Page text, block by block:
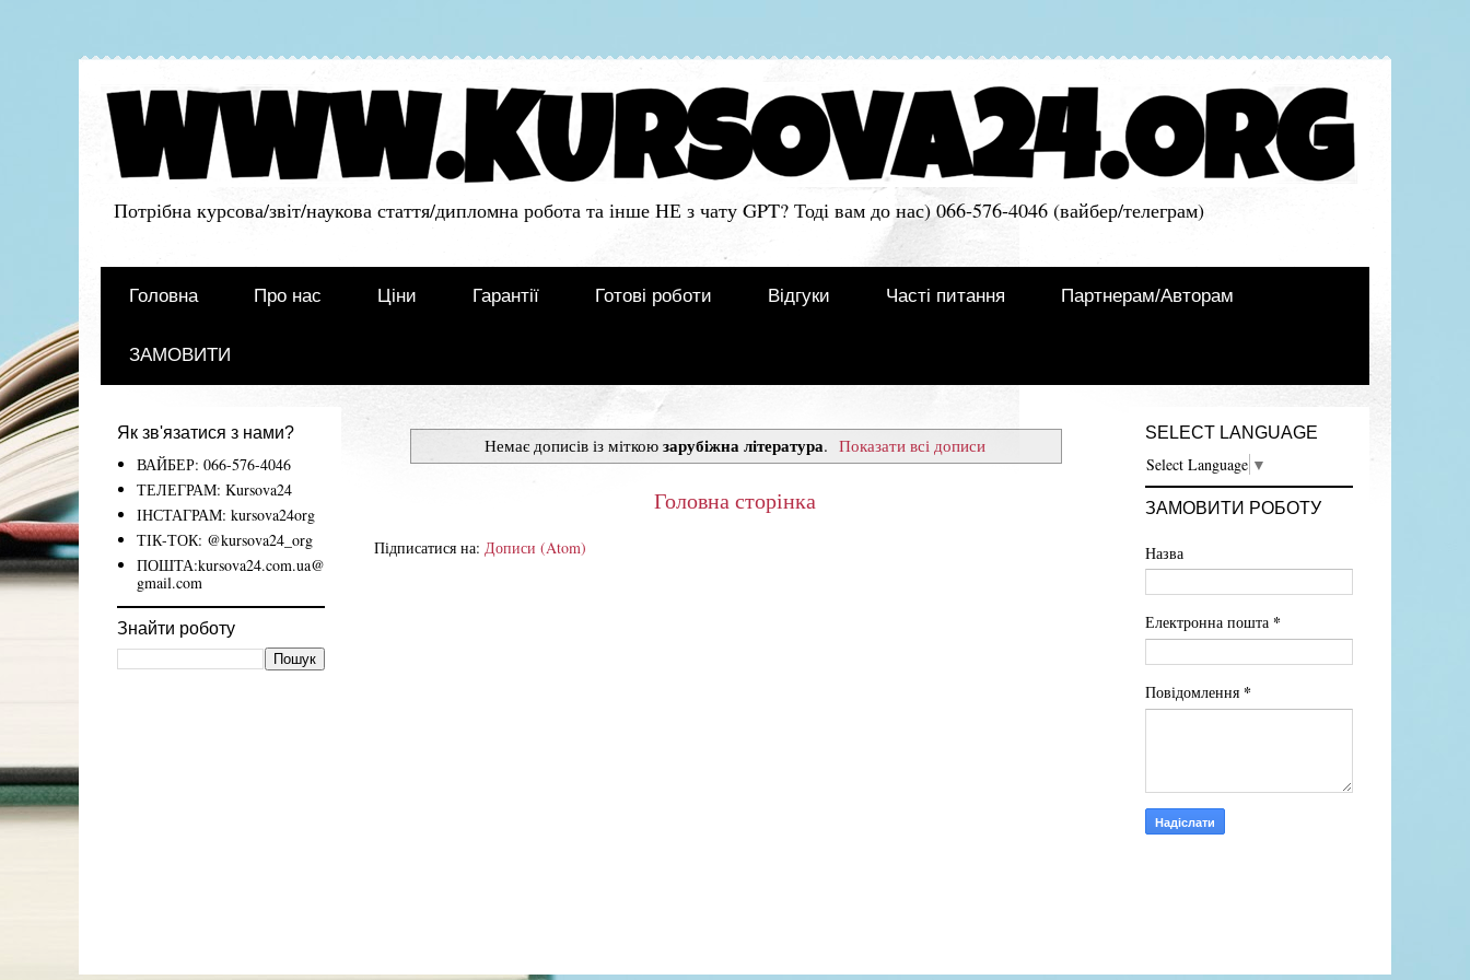
Потрібна курсова/звіт/наукова стаття/дипломна робота та інше НЕ з чату GPT? Тоді вам до нас) 066-576-4046 (вайбер/телеграм)
Головна Про нас Ціни Гарантії Готові роботи Відгуки Часті питання Партнерам/Авторам
ЗАМОВИТИ
Немає дописів із міткою зарубіжна література. Показати всі дописи
Головна сторінка
Підписатися на: Дописи (Atom)
Як зв'язатися з нами?
ВАЙБЕР: 066-576-4046
ТЕЛЕГРАМ: Kursova24
ІНСТАГРАМ: kursova24org
ТІК-ТОК: @kursova24_org
ПОШТА:kursova24.com.ua@
gmail.com
Знайти роботу
SELECT LANGUAGE
Select Language ▼
ЗАМОВИТИ РОБОТУ
Назва
Електронна пошта *
Повідомлення *